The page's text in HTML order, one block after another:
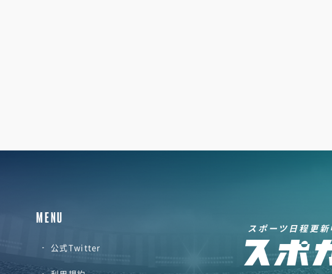
MENU
公式Twitter
スポーツ日程更新